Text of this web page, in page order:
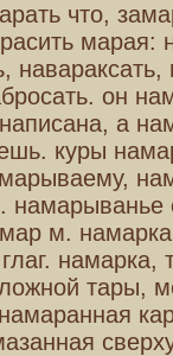
что,
марая:
навараксать,
он
а
куры
намарыванье
м.
намарка,
тары,